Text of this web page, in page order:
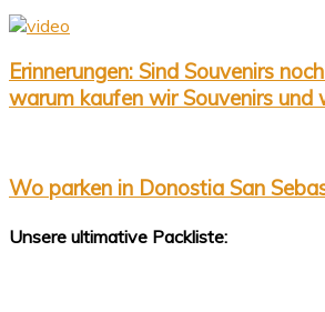
Erinnerungen: Sind Souvenirs
warum kaufen wir Souvenirs und
Wo parken in Donostia San
Unsere ultimative Packliste: